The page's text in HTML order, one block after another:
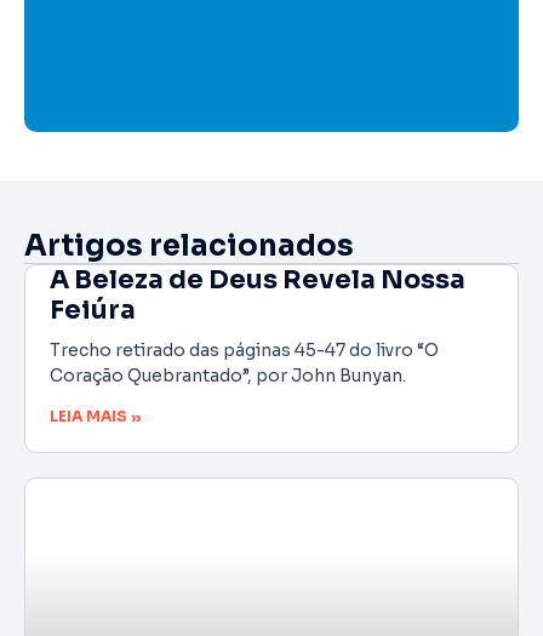
Artigos relacionados
A Beleza de Deus Revela Nossa
Feiúra
Trecho retirado das páginas 45-47 do livro “O
Coração Quebrantado”, por John Bunyan.
LEIA MAIS »